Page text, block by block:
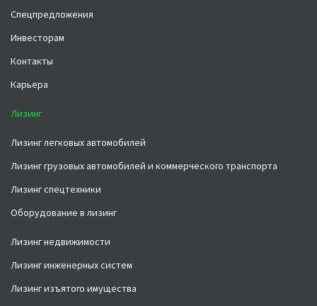
Спецпредложения
Инвесторам
Контакты
Карьера
Лизинг
Лизинг легковых автомобилей
Лизинг грузовых автомобилей и коммерческого транспорта
Лизинг спецтехники
Оборудование в лизинг
Лизинг недвижимости
Лизинг инженерных систем
Лизинг изъятого имущества